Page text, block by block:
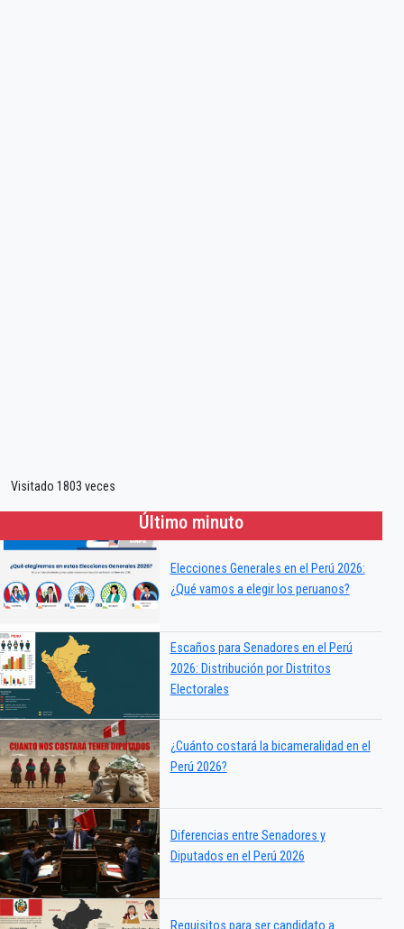
Visitado 1803 veces
Último minuto
Elecciones Generales en el Perú 2026:
¿Qué vamos a elegir los peruanos?
Escaños para Senadores en el Perú
2026: Distribución por Distritos
Electorales
¿Cuánto costará la bicameralidad en el
Perú 2026?
Diferencias entre Senadores y
Diputados en el Perú 2026
Requisitos para ser candidato a